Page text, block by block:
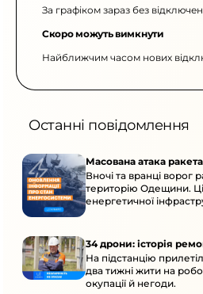
За графіком зараз без
Скоро можуть вимкнути
Найближчим часом нових
Останні повідомлення
Масована атака
Вночі та вранці
територію Одещини.
енергетичної
34 дрони: історія
На підстанцію
два тижні жити на
окупації й негоди.